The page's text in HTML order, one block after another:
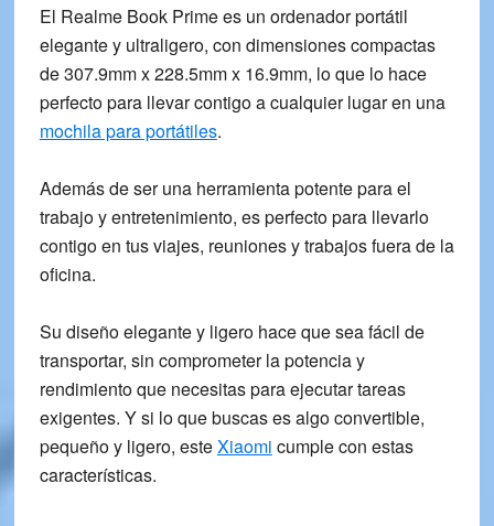
El Realme Book Prime es un ordenador portátil
elegante y ultraligero, con dimensiones compactas
de307.9mm x 228.5mm x 16.9mm, lo que lo hace
perfecto para llevar contigo a cualquier lugar en una
mochila para portátiles.
Además de ser una herramienta potente para el
trabajo y entretenimiento, es perfecto para llevarlo
contigo en tus viajes, reuniones y trabajos fuera de la
oficina.
Su diseño elegante y ligerohace que sea fácil de
transportar, sin comprometer la potencia y
rendimiento que necesitas para ejecutar tareas
exigentes. Y si lo que buscas es algo convertible,
pequeño y ligero, esteXiaomi cumple con estas
características.